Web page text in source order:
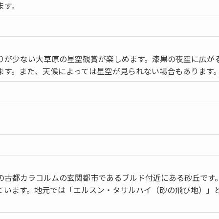
。
少ない大草原の星空観賞が楽しめます。漆黒の夜空に広
。また、天候によっては星空が見られない場合もあります
都カラコルムの玄関都市であるブルド付近にある砂丘で
ます。地元では「エルスン・タサルハイ（砂の飛び地）